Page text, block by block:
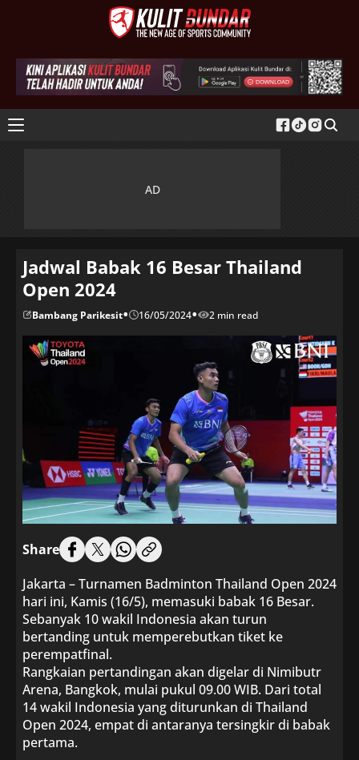
Jadwal Babak 16 Besar Thailand
Open 2024
Bambang Parikesit• 16/05/2024• 2 min read
Share
Jakarta – Turnamen Badminton Thailand Open 2024
hari ini, Kamis (16/5), memasuki babak 16 Besar.
Sebanyak 10 wakil Indonesia akan turun
bertanding untuk memperebutkan tiket ke
perempatfinal.
Rangkaian pertandingan akan digelar di Nimibutr
Arena, Bangkok, mulai pukul 09.00 WIB. Dari total
14 wakil Indonesia yang diturunkan di Thailand
Open 2024, empat di antaranya tersingkir di babak
pertama.